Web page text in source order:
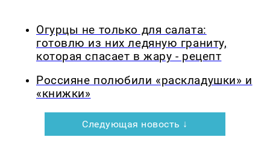
Огурцы не только для салата:
готовлю из них ледяную граниту,
которая спасает в жару - рецепт
Россияне полюбили «раскладушки» и
«книжки»
Следующая новость ↓